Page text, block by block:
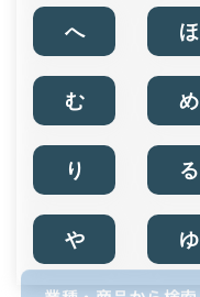
へ ほ
む め
り る
や ゆ